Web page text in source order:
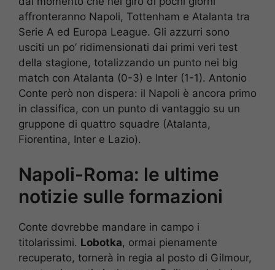
affronteranno Napoli, Tottenham e Atalanta tra
Serie A ed Europa League. Gli azzurri sono
usciti un po’ ridimensionati dai primi veri test
della stagione, totalizzando un punto nei big
match con Atalanta (0-3) e Inter (1-1). Antonio
Conte però non dispera: il Napoli è ancora primo
in classifica, con un punto di vantaggio su un
gruppone di quattro squadre (Atalanta,
Fiorentina, Inter e Lazio).
Napoli-Roma: le ultime
notizie sulle formazioni
Conte dovrebbe mandare in campo i
titolarissimi. Lobotka, ormai pienamente
recuperato, tornerà in regia al posto di Gilmour,